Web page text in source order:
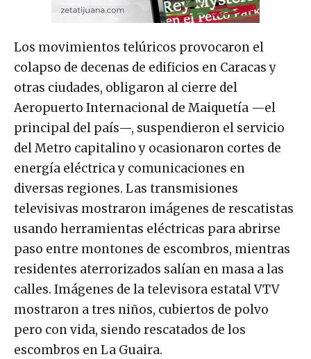
Los movimientos telúricos provocaron el
colapso de decenas de edificios en Caracas y
otras ciudades, obligaron al cierre del
Aeropuerto Internacional de Maiquetía —el
principal del país—, suspendieron el servicio
del Metro capitalino y ocasionaron cortes de
energía eléctrica y comunicaciones en
diversas regiones. Las transmisiones
televisivas mostraron imágenes de rescatistas
usando herramientas eléctricas para abrirse
paso entre montones de escombros, mientras
residentes aterrorizados salían en masa a las
calles. Imágenes de la televisora estatal VTV
mostraron a tres niños, cubiertos de polvo
pero con vida, siendo rescatados de los
escombros en La Guaira.